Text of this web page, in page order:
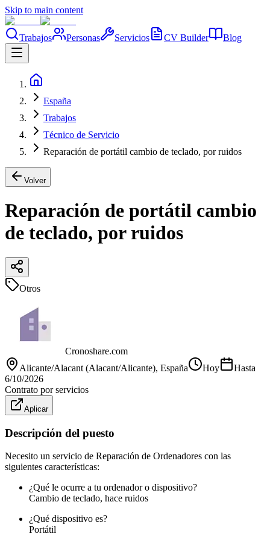
Skip to main content
Trabajos Personas Servicios CV Builder Blog
España
Trabajos
Técnico de Servicio
Reparación de portátil cambio de teclado, por ruidos
Volver
Reparación de portátil cambio
de teclado, por ruidos
Otros
Cronoshare.com
Alicante/Alacant (Alacant/Alicante), España Hoy
Hasta
6/10/2026
Contrato por servicios
Aplicar
Descripción del puesto
Necesito un servicio de Reparación de Ordenadores con las
siguientes características:
¿Qué le ocurre a tu ordenador o dispositivo?
Cambio de teclado, hace ruidos
¿Qué dispositivo es?
Portátil